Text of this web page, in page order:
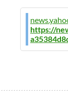
https://